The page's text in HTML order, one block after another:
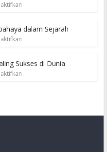
dalam Sejarah
Sukses di Dunia